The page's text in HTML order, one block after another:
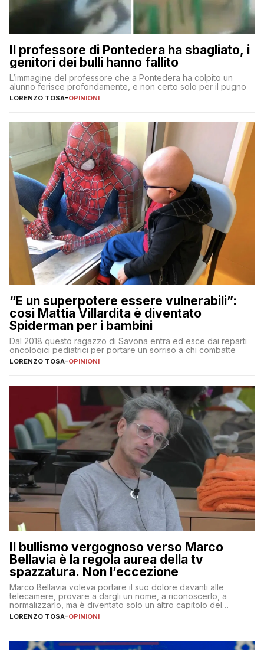
Il professore di Pontedera ha sbagliato, i
genitori dei bulli hanno fallito
L’immagine del professore che a Pontedera ha colpito un
alunno ferisce profondamente, e non certo solo per il pugno
LORENZO TOSA-OPINIONI
“È un superpotere essere vulnerabili”:
così Mattia Villardita è diventato
Spiderman per i bambini
Dal 2018 questo ragazzo di Savona entra ed esce dai reparti
oncologici pediatrici per portare un sorriso a chi combatte
LORENZO TOSA-OPINIONI
Il bullismo vergognoso verso Marco
Bellavia è la regola aurea della tv
spazzatura. Non l’eccezione
Marco Bellavia voleva portare il suo dolore davanti alle
telecamere, provare a dargli un nome, a riconoscerlo, a
normalizzarlo, ma è diventato solo un altro capitolo del
copione
LORENZO TOSA-OPINIONI